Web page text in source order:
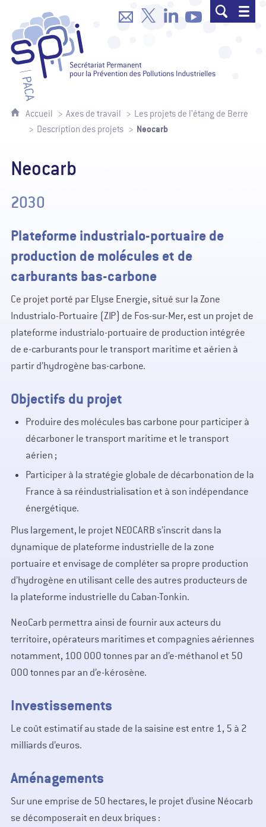
SPPPI Paca - Secrétariat
Accueil Axes de travail
Les projets de l'étang de Berre
Description des projets
Neocarb
Neocarb
2030
Plateforme industrialo-portuaire de
production de molécules et de
carburants bas-carbone
Ce projet porté par Elyse Energie, situé sur la Zone
Industrialo-Portuaire (ZIP) de Fos-sur-Mer, est un projet de
plateforme industrialo-portuaire de production intégrée
de e-carburants pour le transport maritime et aérien à
partir d’hydrogène bas-carbone.
Objectifs du projet
Produire des molécules bas carbone pour participer à
décarboner le transport maritime et le transport
aérien ;
Participer à la stratégie globale de décarbonation de la
France à sa réindustrialisation et à son indépendance
énergétique.
Plus largement, le projet NEOCARB s’inscrit dans la
dynamique de plateforme industrielle de la zone
portuaire et envisage de compléter sa propre production
d’hydrogène en utilisant celle des autres producteurs de
la plateforme industrielle du Caban-Tonkin.
NeoCarb permettra ainsi de fournir aux acteurs du
territoire, opérateurs maritimes et compagnies aériennes
notamment, 100 000 tonnes par an d’e-méthanol et 50
000 tonnes par an d’e-kérosène.
Investissements
Le coût estimatif au stade de la saisine est entre 1, 5 à 2
milliards d’euros.
Aménagements
Sur une emprise de 50 hectares, le projet d’usine Néocarb
se décomposerait en deux briques :